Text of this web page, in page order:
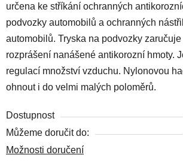
určena ke stříkání ochranných
podvozky automobilů a ochranných
automobilů. Tryska na podvozky
rozprášení nanášené antikorozní hmoty.
regulací množství vzduchu. Nylonovou
ohnout i do velmi malých poloměrů.
Dostupnost
Můžeme doručit do:
Možnosti doručení